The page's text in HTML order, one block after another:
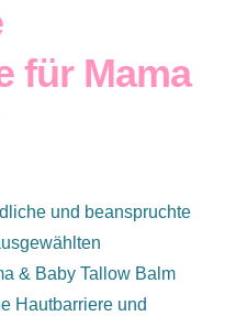
für Mama
und beanspruchte
& Baby Tallow Balm
Hautbarriere und